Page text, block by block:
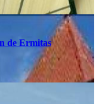
de Ermitas